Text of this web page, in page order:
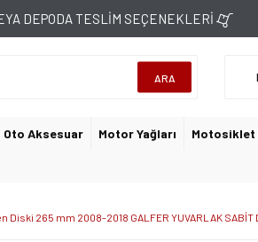
DEPODA TESLİM SEÇENEKLERİ
ARA
Oto Aksesuar Motor Yağları Motosiklet
Diski 265 mm 2008-2018 GALFER YUVARLAK SABİT